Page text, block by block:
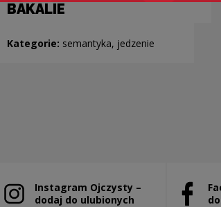
BAKALIE
Kategorie: semantyka, jedzenie
Instagram Ojczysty –
dodaj do ulubionych
Note, the link will open in a new window
Note,